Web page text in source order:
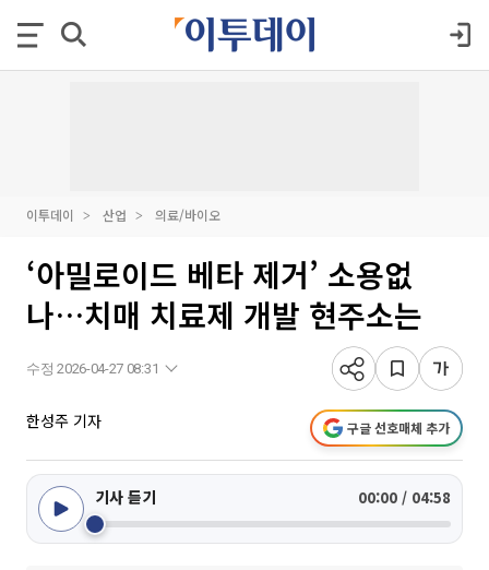
이투데이 산업 의료/바이오
‘아밀로이드 베타 제거’ 소용없
나…치매 치료제 개발 현주소는
수정 2026-04-27 08:31
한성주 기자 구글 선호매체 추가
기사 듣기 00:00 / 04:58